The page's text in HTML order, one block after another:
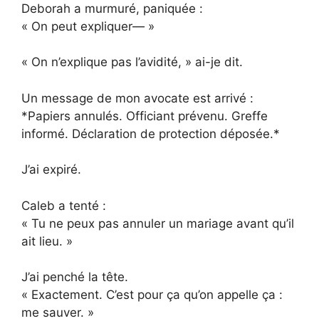
Deborah a murmuré, paniquée :
« On peut expliquer— »
« On n’explique pas l’avidité, » ai-je dit.
Un message de mon avocate est arrivé :
*Papiers annulés. Officiant prévenu. Greffe
informé. Déclaration de protection déposée.*
J’ai expiré.
Caleb a tenté :
« Tu ne peux pas annuler un mariage avant qu’il
ait lieu. »
J’ai penché la tête.
« Exactement. C’est pour ça qu’on appelle ça :
me sauver. »